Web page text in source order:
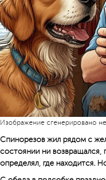
Изображение сгенерировано
Спинорезов жил рядом с
состоянии ни возвращался,
определял, где находится.